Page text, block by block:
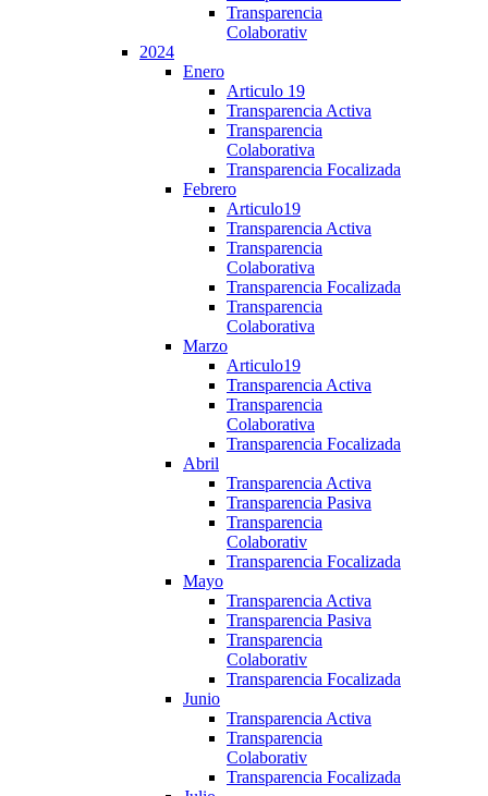
Transparencia
Colaborativ
2024
Enero
Articulo 19
Transparencia Activa
Transparencia
Colaborativa
Transparencia Focalizada
Febrero
Articulo19
Transparencia Activa
Transparencia
Colaborativa
Transparencia Focalizada
Transparencia
Colaborativa
Marzo
Articulo19
Transparencia Activa
Transparencia
Colaborativa
Transparencia Focalizada
Abril
Transparencia Activa
Transparencia Pasiva
Transparencia
Colaborativ
Transparencia Focalizada
Mayo
Transparencia Activa
Transparencia Pasiva
Transparencia
Colaborativ
Transparencia Focalizada
Junio
Transparencia Activa
Transparencia
Colaborativ
Transparencia Focalizada